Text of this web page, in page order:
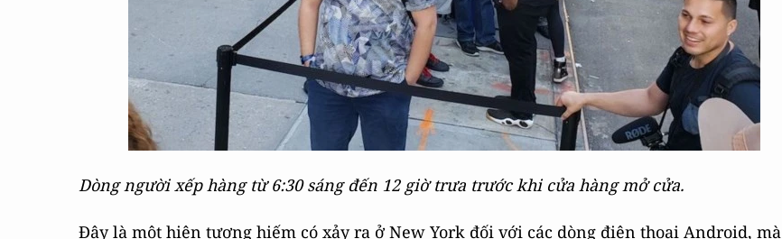
Dòng người xếp hàng từ 6:30 sáng đến 12 giờ trưa trước khi cửa hàng mở cửa.
Đây là một hiện tượng hiếm có xảy ra ở New York đối với các dòng điện thoại Android, mà